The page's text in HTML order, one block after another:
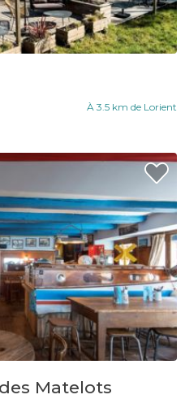
À 3.5 km de Lorient
Matelots